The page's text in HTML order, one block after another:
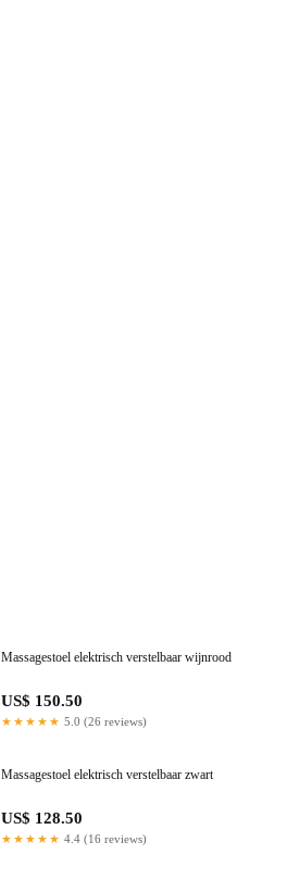
Massagestoel elektrisch verstelbaar wijnrood
US$ 150.50
★★★★★ 5.0 (26 reviews)
Massagestoel elektrisch verstelbaar zwart
US$ 128.50
★★★★★ 4.4 (16 reviews)